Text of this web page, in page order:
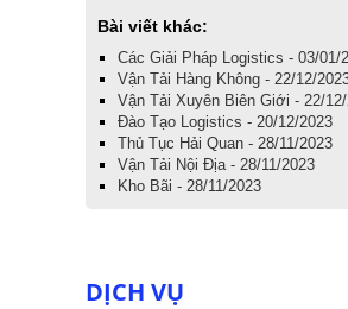
Bài viết khác:
Các Giải Pháp Logistics - 03/01/
Vận Tải Hàng Không - 22/12/
Vận Tải Xuyên Biên Giới - 22/
Đào Tạo Logistics - 20/12/2023
Thủ Tục Hải Quan - 28/11/2023
Vận Tải Nội Địa - 28/11/2023
Kho Bãi - 28/11/2023
DỊCH VỤ